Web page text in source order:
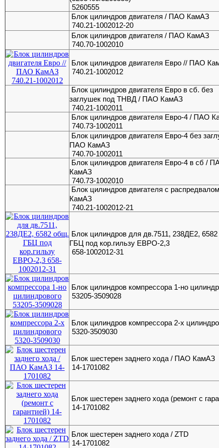
5260555
Блок цилиндров двигателя / ПАО КамАЗ
740.21-1002012-20
Блок цилиндров двигателя / ПАО КамАЗ
740.70-1002010
Блок цилиндров двигателя Евро // ПАО
740.21-1002012
Блок цилиндров двигателя Евро в сб. без
заглушек под ТНВД / ПАО КамАЗ
740.21-1002011
Блок цилиндров двигателя Евро-4 / ПАО
740.73-1002011
Блок цилиндров двигателя Евро-4 без
ПАО КамАЗ
740.70-1002011
Блок цилиндров двигателя Евро-4 в сб /
КамАЗ
740.73-1002010
Блок цилиндров двигателя с
КамАЗ
740.21-1002012-21
Блок цилиндров для дв.7511, 238ДЕ2,
ГБЦ под кор.гильзу ЕВРО-2,3
658-1002012-31
Блок цилиндров компрессора 1-но
53205-3509028
Блок цилиндров компрессора 2-х
5320-3509030
Блок шестерен заднего хода / ПАО КамАЗ
14-1701082
Блок шестерен заднего хода (ремонт с
14-1701082
Блок шестерен заднего хода / ZTD
14-1701082